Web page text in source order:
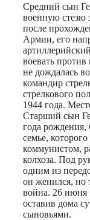
Средний сын
военную стезю
после
Армии, его
воевать
не дождалась
командир
стрелкового
1944 года.
Старший сын
года
семье,
коммунистом,
колхоза. Под
одним из
он женился, но
война. 26 июня
оставив дома
сыновьями.